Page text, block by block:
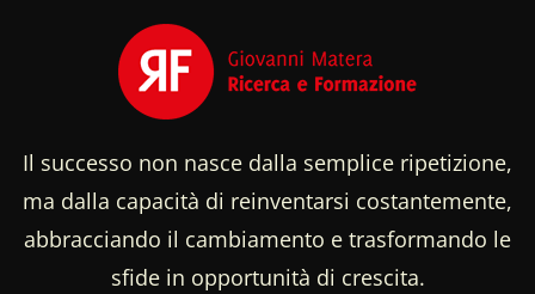
Il successo non nasce dalla semplice ripetizione,
ma dalla capacità di reinventarsi costantemente,
abbracciando il cambiamento e trasformando le
sfide in opportunità di crescita.